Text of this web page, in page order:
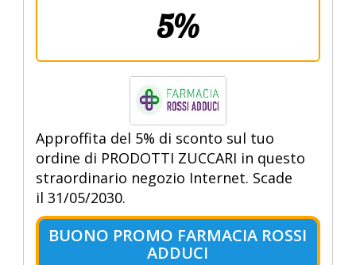
5%
Approffita del 5% di sconto sul tuo
ordine di PRODOTTI ZUCCARI in questo
straordinario negozio Internet. Scade
il 31/05/2030.
BUONO PROMO FARMACIA ROSSI
ADDUCI